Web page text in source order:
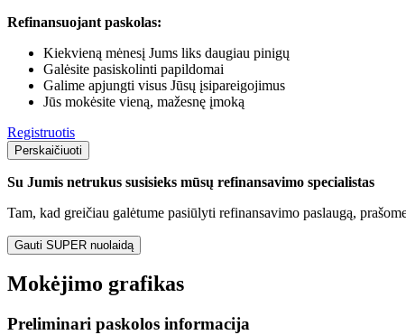
Refinansuojant paskolas:
Kiekvieną mėnesį Jums liks daugiau pinigų
Galėsite pasiskolinti papildomai
Galime apjungti visus Jūsų įsipareigojimus
Jūs mokėsite vieną, mažesnę įmoką
Registruotis
Perskaičiuoti
Su Jumis netrukus susisieks mūsų refinansavimo specialistas
Tam, kad greičiau galėtume pasiūlyti refinansavimo paslaugą,
Gauti SUPER nuolaidą
Mokėjimo grafikas
Preliminari paskolos informacija